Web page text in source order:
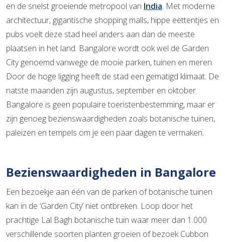
en de snelst groeiende metropool van India. Met moderne
architectuur, gigantische shopping malls, hippe eettentjes en
pubs voelt deze stad heel anders aan dan de meeste
plaatsen in het land. Bangalore wordt ook wel de Garden
City genoemd vanwege de mooie parken, tuinen en meren.
Door de hoge ligging heeft de stad een gematigd klimaat. De
natste maanden zijn augustus, september en oktober.
Bangalore is geen populaire toeristenbestemming, maar er
zijn genoeg bezienswaardigheden zoals botanische tuinen,
paleizen en tempels om je een paar dagen te vermaken.
Bezienswaardigheden in Bangalore
Een bezoekje aan één van de parken of botanische tuinen
kan in de ‘Garden City’ niet ontbreken. Loop door het
prachtige Lal Bagh botanische tuin waar meer dan 1.000
verschillende soorten planten groeien of bezoek Cubbon